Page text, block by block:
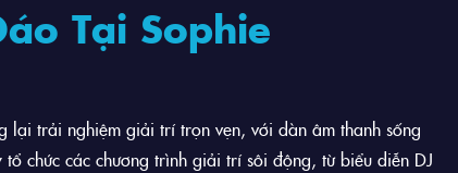
Tại Sophie
lại trải nghiệm giải trí trọn vẹn, với dàn âm thanh sống
chức các chương trình giải trí sôi động, từ biểu diễn DJ